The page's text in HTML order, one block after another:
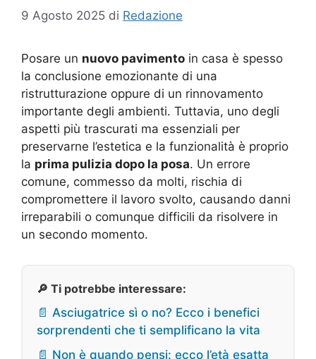
9 Agosto 2025 di Redazione
Posare un nuovo pavimento in casa è spesso
la conclusione emozionante di una
ristrutturazione oppure di un rinnovamento
importante degli ambienti. Tuttavia, uno degli
aspetti più trascurati ma essenziali per
preservarne l’estetica e la funzionalità è proprio
la prima pulizia dopo la posa. Un errore
comune, commesso da molti, rischia di
compromettere il lavoro svolto, causando danni
irreparabili o comunque difficili da risolvere in
un secondo momento.
🔎 Ti potrebbe interessare:
📄 Asciugatrice sì o no? Ecco i benefici
sorprendenti che ti semplificano la vita
📄 Non è quando pensi: ecco l’età esatta